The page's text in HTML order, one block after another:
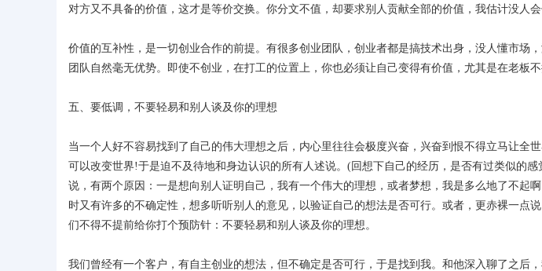
对方又不具备的价值，这才是等价交换。你分文不值，却要求别人贡献全部的价值，我估计没人
价值的互补性，是一切创业合作的前提。有很多创业团队，创业者都是搞技术出身，没人懂市场
团队自然毫无优势。即使不创业，在打工的位置上，你也必须让自己变得有价值，尤其是在老板
五、要低调，不要轻易和别人谈及你的理想
当一个人好不容易找到了自己的伟大理想之后，内心里往往会极度兴奋，兴奋到恨不得立马让全
可以改变世界!于是迫不及待地和身边认识的所有人述说。(回想下自己的经历，是否有过类似的
说，有两个原因：一是想向别人证明自己，我有一个伟大的理想，或者梦想，我是多么地了不起
时又有许多的不确定性，想多听听别人的意见，以验证自己的想法是否可行。或者，更赤裸一点
们不得不提前给你打个预防针：不要轻易和别人谈及你的理想。
我们曾经有一个客户，有自主创业的想法，但不确定是否可行，于是找到我。和他深入聊了之后